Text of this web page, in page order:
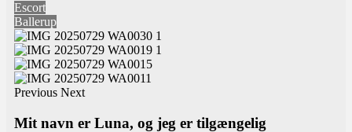
Escort
Ballerup
Previous Next
Mit navn er Luna, og jeg er tilgængelig